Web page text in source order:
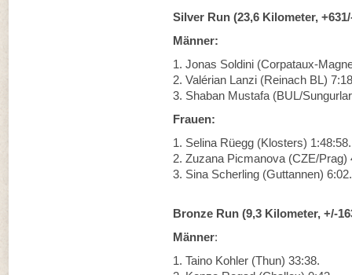
Silver Run (23,6 Kilometer,
Männer:
1. Jonas Soldini (Corpataux-
2. Valérian Lanzi (Reinach BL)
3. Shaban Mustafa (BUL/
Frauen:
1. Selina Rüegg (Klosters) 1:48:58.
2. Zuzana Picmanova (CZE/Prag)
3. Sina Scherling (Guttannen) 6:02.
Bronze Run (9,3 Kilometer, +/-
Männer:
1. Taino Kohler (Thun) 33:38.